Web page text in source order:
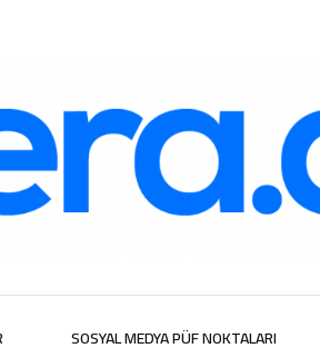
SOSYAL MEDYA PÜF NOKTALARI